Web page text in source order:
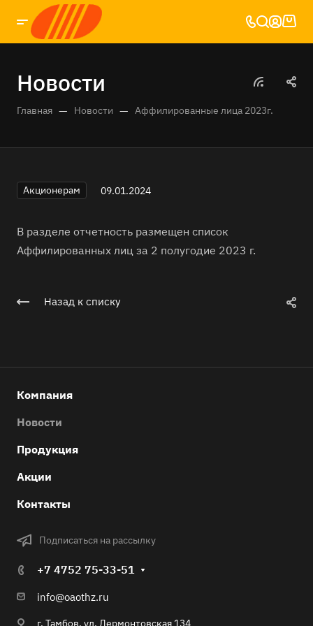
Новости
Главная — Новости — Аффилированные лица 2023г.
Акционерам 09.01.2024
В разделе отчетность размещен список
Аффилированных лиц за 2 полугодие 2023 г.
Назад к списку
Компания
Новости
Продукция
Акции
Контакты
Подписаться на рассылку
+7 4752 75-33-51
info@oaothz.ru
г. Тамбов, ул. Лермонтовская 134